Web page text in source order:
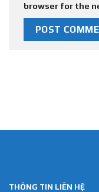
browser for the
THÔNG TIN LIÊN HỆ